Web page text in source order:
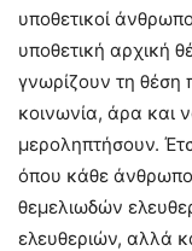
υποθετικοί
υποθετική αρχική
γνωρίζουν τη θέση
κοινωνία, άρα και
μεροληπτήσουν.
όπου κάθε
θεμελιωδών
ελευθεριών, αλλά